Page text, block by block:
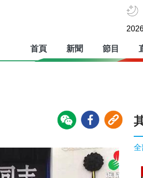
首頁 新聞 節目
全